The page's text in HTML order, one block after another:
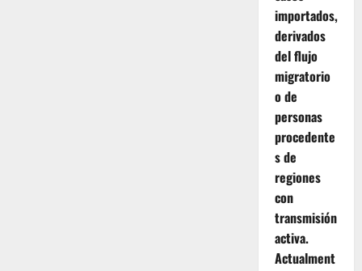
importados,
derivados
del flujo
migratorio
o de
personas
procedente
s de
regiones
con
transmisión
activa.
Actualment